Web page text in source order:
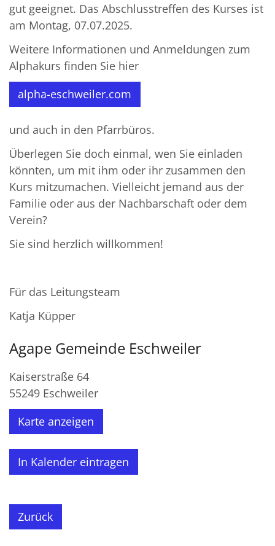
gut geeignet. Das Abschlusstreffen des Kurses ist
am Montag, 07.07.2025.
Weitere Informationen und Anmeldungen zum
Alphakurs finden Sie hier
alpha-eschweiler.com
und auch in den Pfarrbüros.
Überlegen Sie doch einmal, wen Sie einladen
könnten, um mit ihm oder ihr zusammen den
Kurs mitzumachen. Vielleicht jemand aus der
Familie oder aus der Nachbarschaft oder dem
Verein?
Sie sind herzlich willkommen!
Für das Leitungsteam
Katja Küpper
Agape Gemeinde Eschweiler
Kaiserstraße 64
55249 Eschweiler
Karte anzeigen
In Kalender eintragen
Zurück